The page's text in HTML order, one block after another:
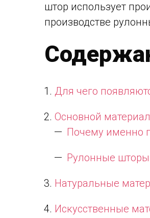
штор использует
производстве
Для чего
Основной
Почему именно
Рулонные
Натуральные
Искусственные